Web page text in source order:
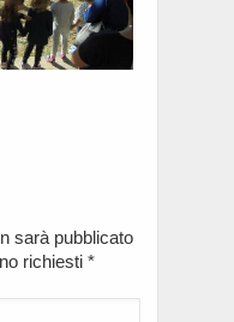
sarà pubblicato
richiesti *